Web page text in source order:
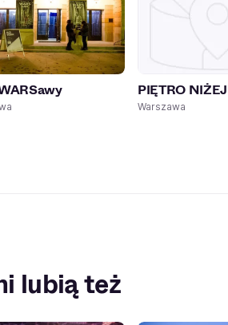
PIĘTRO NIŻEJ
Warszawa
lubią też